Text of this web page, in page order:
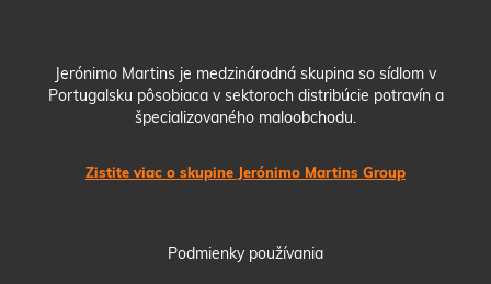
Jerónimo Martins je medzinárodná skupina so sídlom v
Portugalsku pôsobiaca v sektoroch distribúcie potravín a
špecializovaného maloobchodu.
Zistite viac o skupine Jerónimo Martins Group
Podmienky používania